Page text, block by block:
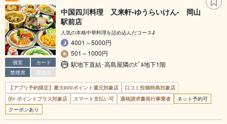
個室
カード
禁煙席
喫煙席
中国四川料理 又来軒-ゆうらいけん- 岡山
駅前店
人気の本格中華料理を詰め込んだコース♪
4001～5000円
501～1000円
駅地下直結･高島屋隣のﾋﾞﾙ地下1階
【アプリ予約限定】最大800ポイント還元対象店
口コミ投稿特典対象店
ポイントプラス対象店
スマート支払い可 適格請求書発行事業者
ネット予約可
クーポンあり